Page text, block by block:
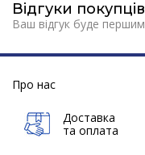
Відгуки покупців
Ваш відгук буде першим
Про нас
Доставка
та оплата